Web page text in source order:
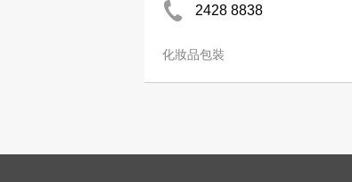
2428 8838
化妝品包裝